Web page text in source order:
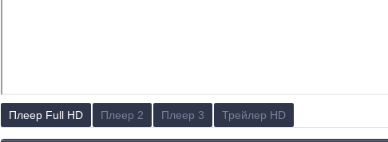
Плеер Full HD Плеер 2 Плеер 3 Трейлер HD